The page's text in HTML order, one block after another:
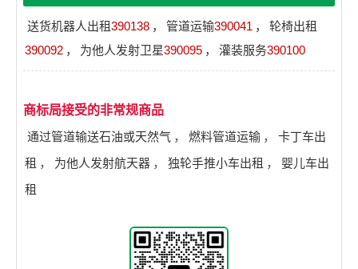
送货机器人出租390138 ， 管道运输390041 ，
轮椅出租
390092 ， 为他人发射卫星390095 ， 灌装服务390100
商标局接受的非常规商品
通过管道输送石油或天然气 ， 燃料管道运输 ，
卡丁车出
租 ， 为他人发射航天器 ， 独轮手推小车出租 ，
婴儿车出
租